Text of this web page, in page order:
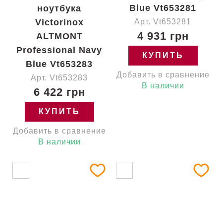
ноутбука
Victorinox
ALTMONT
Professional Navy
Blue Vt653283
Арт. Vt653283
6 422 грн
КУПИТЬ
Добавить в сравнение
В наличии
Blue Vt653281
Арт. Vt653281
4 931 грн
КУПИТЬ
Добавить в сравнение
В наличии